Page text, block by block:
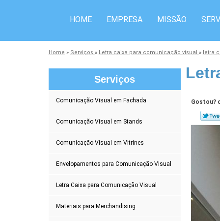
HOME EMPRESA MISSÃO
Home » Serviços » Letra caixa para comunicação visual » letra
Serviços
Comunicação Visual em Fachada
Comunicação Visual em Stands
Comunicação Visual em Vitrines
Envelopamentos para Comunicação Visual
Letra Caixa para Comunicação Visual
Materiais para Merchandising
Gostou?